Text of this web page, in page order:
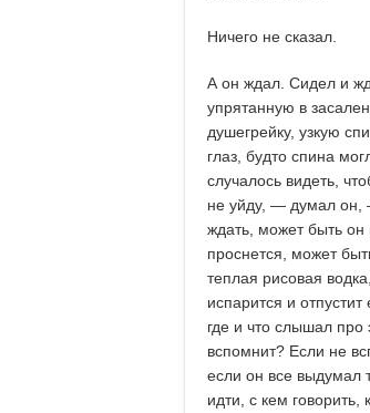
Ничего не сказал.
А он ждал. Сидел и
упрятанную в
душегрейку, узкую
глаз, будто спина
случалось видеть,
не уйду, — думал он,
ждать, может быть он
проснется, может
теплая рисовая
испарится и
где и что слышал
вспомнит? Если не
если он все выдумал
идти, с кем